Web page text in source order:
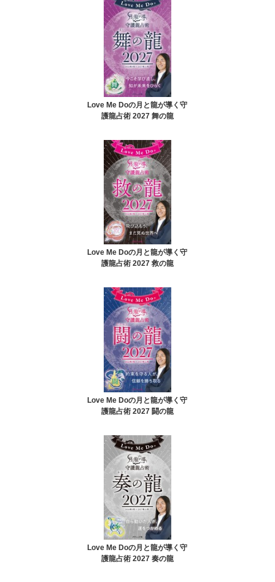
Love Me Doの月と龍が導く守
護龍占術 2027 舞の龍
Love Me Doの月と龍が導く守
護龍占術 2027 救の龍
Love Me Doの月と龍が導く守
護龍占術 2027 闘の龍
Love Me Doの月と龍が導く守
護龍占術 2027 奏の龍